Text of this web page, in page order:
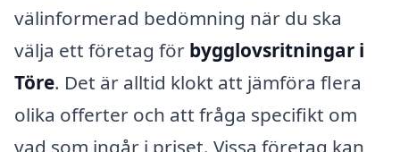
välinformerad bedömning när du ska
välja ett företag för bygglovsritningar i
Töre. Det är alltid klokt att jämföra flera
olika offerter och att fråga specifikt om
vad som ingår i priset. Vissa företag kan